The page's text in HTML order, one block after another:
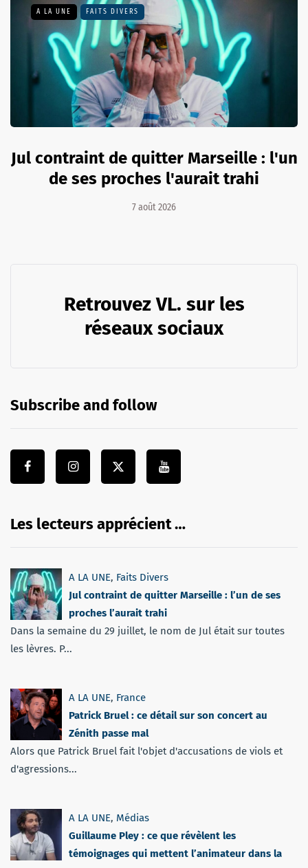
A LA UNE FAITS DIVERS
Jul contraint de quitter Marseille : l'un
de ses proches l'aurait trahi
7 août 2026
Retrouvez VL. sur les
réseaux sociaux
Subscribe and follow
Les lecteurs apprécient …
A LA UNE, Faits Divers
Jul contraint de quitter Marseille : l’un de ses
proches l’aurait trahi
Dans la semaine du 29 juillet, le nom de Jul était sur toutes
les lèvres. P...
A LA UNE, France
Patrick Bruel : ce détail sur son concert au
Zénith passe mal
Alors que Patrick Bruel fait l'objet d'accusations de viols et
d'agressions...
A LA UNE, Médias
Guillaume Pley : ce que révèlent les
témoignages qui mettent l’animateur dans la